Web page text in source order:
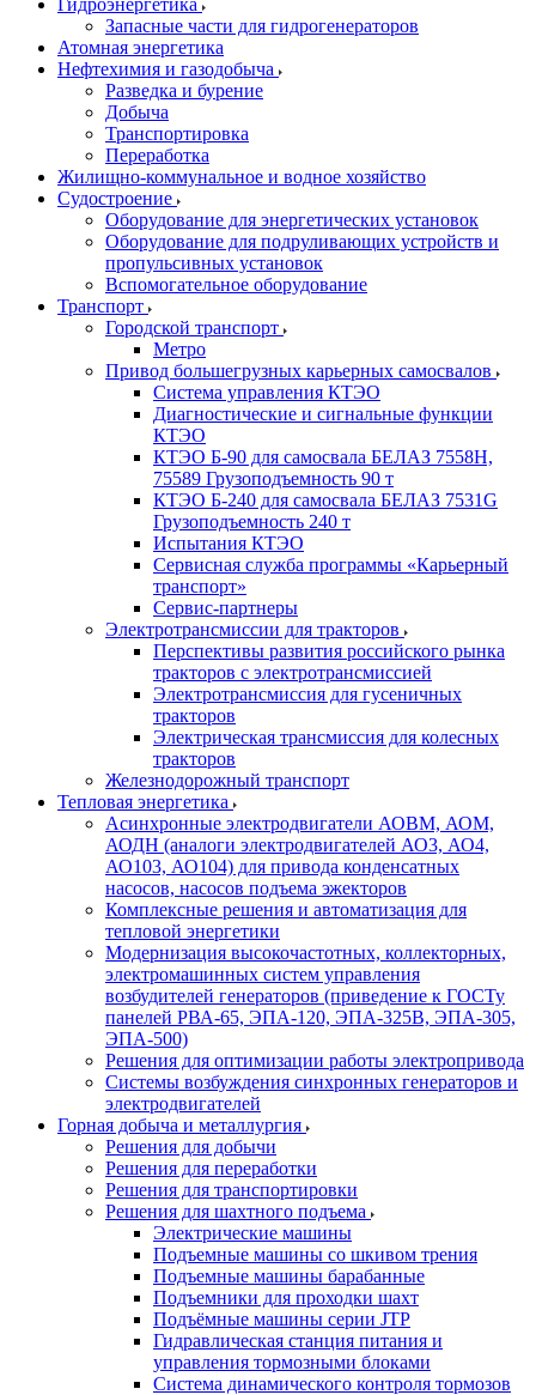
Гидроэнергетика
Запасные части для гидрогенераторов
Атомная энергетика
Нефтехимия и газодобыча
Разведка и бурение
Добыча
Транспортировка
Переработка
Жилищно-коммунальное и водное хозяйство
Судостроение
Оборудование для энергетических установок
Оборудование для подруливающих устройств и
пропульсивных установок
Вспомогательное оборудование
Транспорт
Городской транспорт
Метро
Привод большегрузных карьерных самосвалов
Система управления КТЭО
Диагностические и сигнальные функции
КТЭО
КТЭО Б-90 для самосвала БЕЛАЗ 7558H,
75589 Грузоподъемность 90 т
КТЭО Б-240 для самосвала БЕЛАЗ 7531G
Грузоподъемность 240 т
Испытания КТЭО
Сервисная служба программы «Карьерный
транспорт»
Сервис-партнеры
Электротрансмиссии для тракторов
Перспективы развития российского рынка
тракторов с электротрансмиссией
Электротрансмиссия для гусеничных
тракторов
Электрическая трансмиссия для колесных
тракторов
Железнодорожный транспорт
Тепловая энергетика
Асинхронные электродвигатели АОВМ, АОМ,
АОДН (аналоги электродвигателей АО3, АО4,
АО103, АО104) для привода конденсатных
насосов, насосов подъема эжекторов
Комплексные решения и автоматизация для
тепловой энергетики
Модернизация высокочастотных, коллекторных,
электромашинных систем управления
возбудителей генераторов (приведение к ГОСТу
панелей РВА-65, ЭПА-120, ЭПА-325В, ЭПА-305,
ЭПА-500)
Решения для оптимизации работы электропривода
Системы возбуждения синхронных генераторов и
электродвигателей
Горная добыча и металлургия
Решения для добычи
Решения для переработки
Решения для транспортировки
Решения для шахтного подъема
Электрические машины
Подъемные машины со шкивом трения
Подъемные машины барабанные
Подъемники для проходки шахт
Подъёмные машины серии JTP
Гидравлическая станция питания и
управления тормозными блоками
Система динамического контроля тормозов